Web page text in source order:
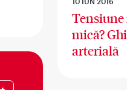
Tensiune
mică?
arterială